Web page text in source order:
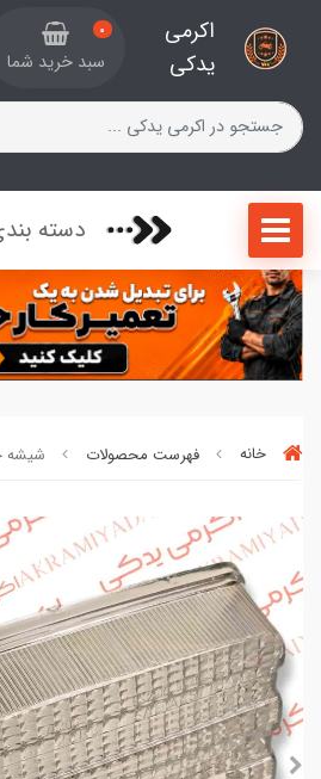
اکرمی
یدکی
0
سبد خرید شما
دسته
خانه فهرست محصولات شیشه